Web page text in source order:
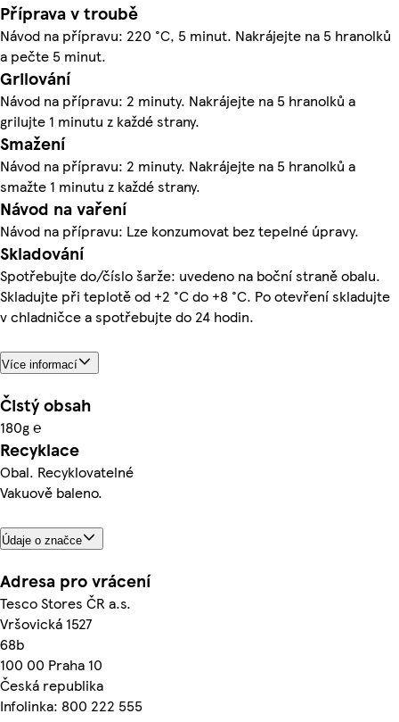
Příprava v troubě
Návod na přípravu: 220 °C, 5 minut. Nakrájejte na 5 hranolků
a pečte 5 minut.
Grilování
Návod na přípravu: 2 minuty. Nakrájejte na 5 hranolků a
grilujte 1 minutu z každé strany.
Smažení
Návod na přípravu: 2 minuty. Nakrájejte na 5 hranolků a
smažte 1 minutu z každé strany.
Návod na vaření
Návod na přípravu: Lze konzumovat bez tepelné úpravy.
Skladování
Spotřebujte do/číslo šarže: uvedeno na boční straně obalu.
Skladujte při teplotě od +2 °C do +8 °C. Po otevření skladujte
v chladničce a spotřebujte do 24 hodin.
Více informací
Čistý obsah
180g ℮
Recyklace
Obal. Recyklovatelné
Vakuově baleno.
Údaje o značce
Adresa pro vrácení
Tesco Stores ČR a.s.
Vršovická 1527
68b
100 00 Praha 10
Česká republika
Infolinka: 800 222 555